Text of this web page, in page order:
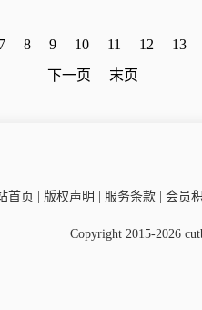
7 8 9 10 11 12 13
下一页
末页
首页 | 版权声明 | 服务条款 | 会员
Copyright 2015-2026